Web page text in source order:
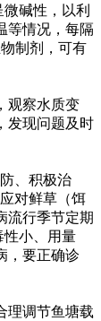
碱性，以利
等情况，每隔
制剂，可有
观察水质变
发现问题及时
、积极治
对鲜草（饵
流行季节定期
性小、用量
，要正确诊
理调节鱼塘载